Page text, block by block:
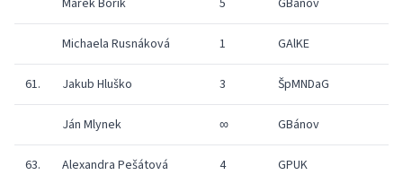
Marek Borik 5 GBánov
Michaela Rusnáková 1 GAlKE
61. Jakub Hluško 3 ŠpMNDaG
Ján Mlynek ∞ GBánov
63. Alexandra Pešátová 4 GPUK